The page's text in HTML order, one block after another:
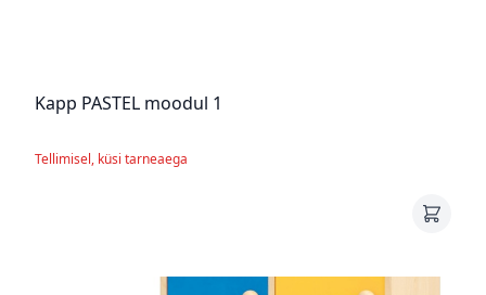
Kapp PASTEL moodul 1
Tellimisel, küsi tarneaega